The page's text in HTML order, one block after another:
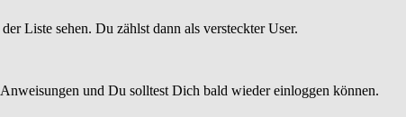
Liste sehen. Du zählst dann als versteckter User.
und Du solltest Dich bald wieder einloggen können.